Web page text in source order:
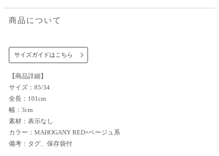
商品について
サイズガイドはこちら
【商品詳細】
サイズ：85/34
全長：101cm
幅：3cm
素材：表示なし
カラー：MAHOGANY RED×ベージュ系
備考：タグ、保存袋付